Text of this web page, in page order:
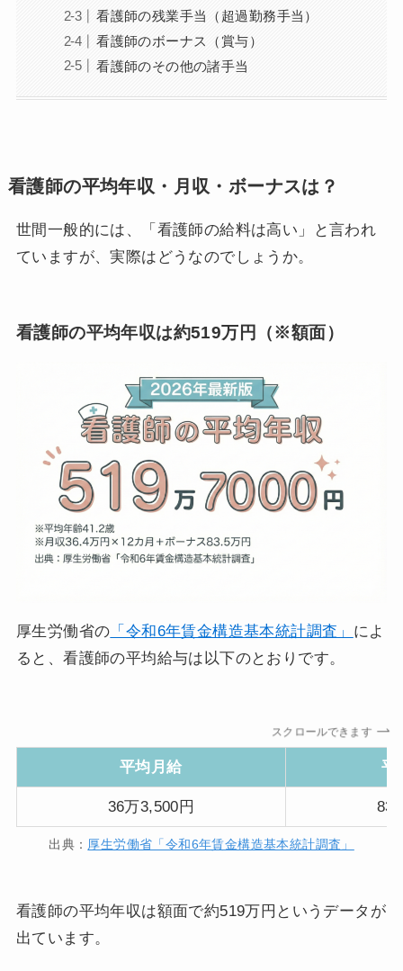
看護師の残業手当（超過勤務手当）
看護師のボーナス（賞与）
看護師のその他の諸手当
看護師の平均年収・月収・ボーナスは？
世間一般的には、「看護師の給料は高い」と言われ
ていますが、実際はどうなのでしょうか。
看護師の平均年収は約519万円（※額面）
厚生労働省の 「令和6年賃金構造基本統計調査」 によ
ると、看護師の平均給与は以下のとおりです。
スクロールできます
平均月給 平
36万3,500円 83
出典： 厚生労働省「令和6年賃金構造基本統計調査」
看護師の平均年収は額面で約519万円というデータが
出ています。